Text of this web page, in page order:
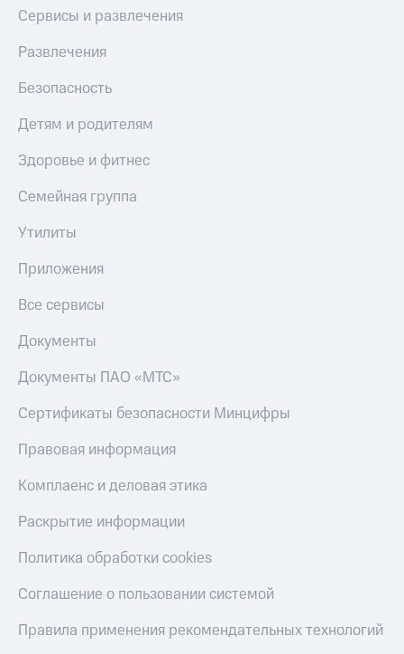
Сервисы и развлечения
Развлечения
Безопасность
Детям и родителям
Здоровье и фитнес
Семейная группа
Утилиты
Приложения
Все сервисы
Документы
Документы ПАО «МТС»
Сертификаты безопасности Минцифры
Правовая информация
Комплаенс и деловая этика
Раскрытие информации
Политика обработки cookies
Соглашение о пользовании системой
Правила применения рекомендательных технологий